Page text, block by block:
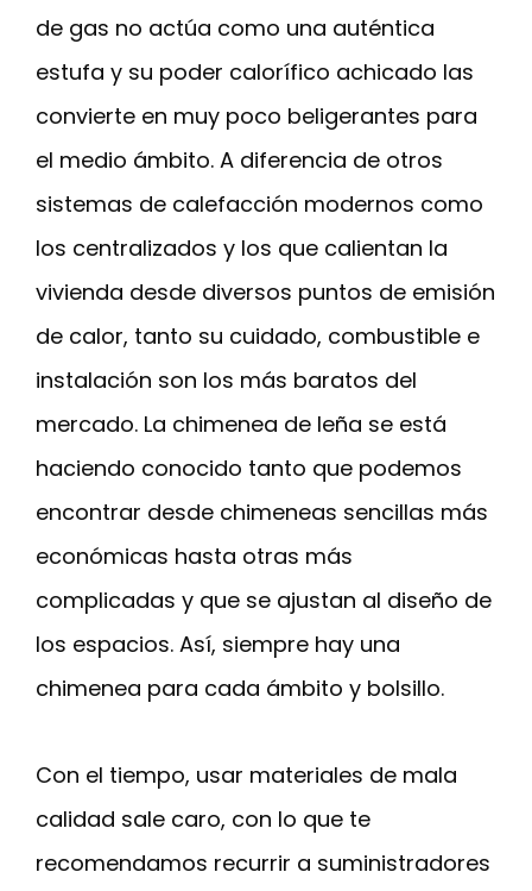
de gas no actúa como una auténtica
estufa y su poder calorífico achicado las
convierte en muy poco beligerantes para
el medio ámbito. A diferencia de otros
sistemas de calefacción modernos como
los centralizados y los que calientan la
vivienda desde diversos puntos de emisión
de calor, tanto su cuidado, combustible e
instalación son los más baratos del
mercado. La chimenea de leña se está
haciendo conocido tanto que podemos
encontrar desde chimeneas sencillas más
económicas hasta otras más
complicadas y que se ajustan al diseño de
los espacios. Así, siempre hay una
chimenea para cada ámbito y bolsillo.
Con el tiempo, usar materiales de mala
calidad sale caro, con lo que te
recomendamos recurrir a suministradores